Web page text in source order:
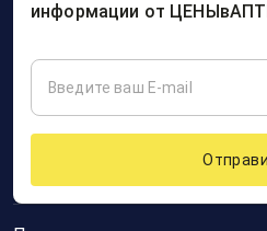
информации от